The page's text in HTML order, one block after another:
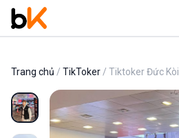
Trang chủ / TikToker / Tiktoker Đức Kòi